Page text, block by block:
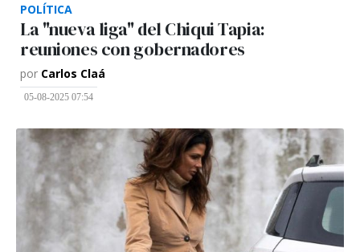
POLÍTICA
La "nueva liga" del Chiqui Tapia:
reuniones con gobernadores
por Carlos Claá
05-08-2025 07:54